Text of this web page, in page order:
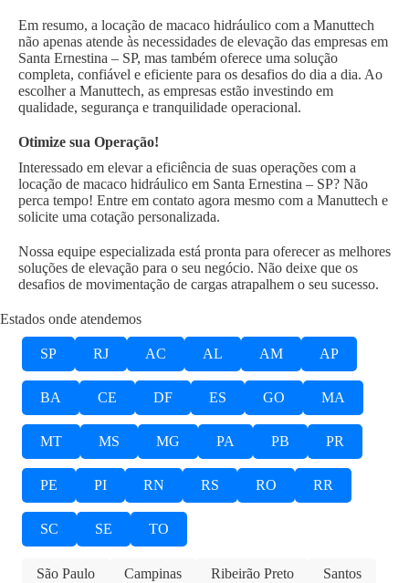
Em resumo, a locação de macaco hidráulico com a Manuttech
não apenas atende às necessidades de elevação das empresas em
Santa Ernestina – SP, mas também oferece uma solução
completa, confiável e eficiente para os desafios do dia a dia. Ao
escolher a Manuttech, as empresas estão investindo em
qualidade, segurança e tranquilidade operacional.
Otimize sua Operação!
Interessado em elevar a eficiência de suas operações com a
locação de macaco hidráulico em Santa Ernestina – SP? Não
perca tempo! Entre em contato agora mesmo com a Manuttech e
solicite uma cotação personalizada.
Nossa equipe especializada está pronta para oferecer as melhores
soluções de elevação para o seu negócio. Não deixe que os
desafios de movimentação de cargas atrapalhem o seu sucesso.
Estados onde atendemos
SP RJ AC AL AM AP
BA CE DF ES GO MA
MT MS MG PA PB PR
PE PI RN RS RO RR
SC SE TO
São Paulo Campinas Ribeirão Preto
Santos